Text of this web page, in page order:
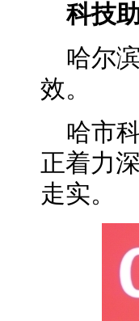
科技
哈尔
效。
哈市
正着力
走实。